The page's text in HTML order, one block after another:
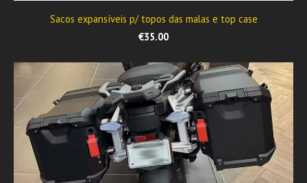
Sacos expansíveis p/ topos das malas e top case
€35.00